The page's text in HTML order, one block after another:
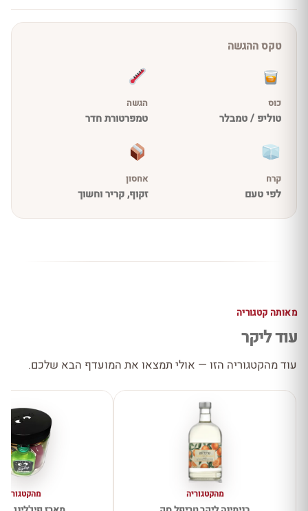
טקס ההגשה
כוס
טוליפ / טמבלר
הגשה
טמפרטורת חדר
קרח
לפי טעם
אחסון
זקוף, קריר וחשוך
מאותה קטגוריה
עוד ליקר
עוד מהקטגוריה הזו — אולי תמצאו את המועדף הבא שלכם.
מהקטגוריה מהקטגוריה